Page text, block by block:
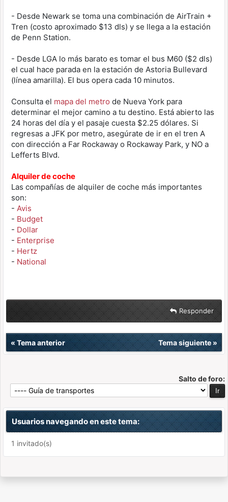
- Desde Newark se toma una combinación de AirTrain +
Tren (costo aproximado $13 dls) y se llega a la estación
de Penn Station.
- Desde LGA lo más barato es tomar el bus M60 ($2 dls)
el cual hace parada en la estación de Astoria Bullevard
(línea amarilla). El bus opera cada 10 minutos.
Consulta el mapa del metro de Nueva York para
determinar el mejor camino a tu destino. Está abierto las
24 horas del día y el pasaje cuesta $2.25 dólares. Si
regresas a JFK por metro, asegúrate de ir en el tren A
con dirección a Far Rockaway o Rockaway Park, y NO a
Lefferts Blvd.
Alquiler de coche
Las compañías de alquiler de coche más importantes
son:
- Avis
- Budget
- Dollar
- Enterprise
- Hertz
- National
Responder
« Tema anterior Tema siguiente»
Salto de foro:
Usuarios navegando en este tema:
1 invitado(s)